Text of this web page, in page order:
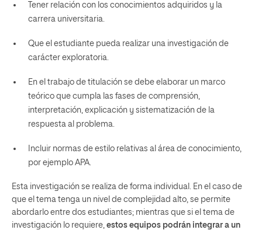
Tener relación con los conocimientos adquiridos y la
carrera universitaria.
Que el estudiante pueda realizar una investigación de
carácter exploratoria.
En el trabajo de titulación se debe elaborar un marco
teórico que cumpla las fases de comprensión,
interpretación, explicación y sistematización de la
respuesta al problema.
Incluir normas de estilo relativas al área de conocimiento,
por ejemplo APA.
Esta investigación se realiza de forma individual. En el caso de
que el tema tenga un nivel de complejidad alto, se permite
abordarlo entre dos estudiantes; mientras que si el tema de
investigación lo requiere, estos equipos podrán integrar a un